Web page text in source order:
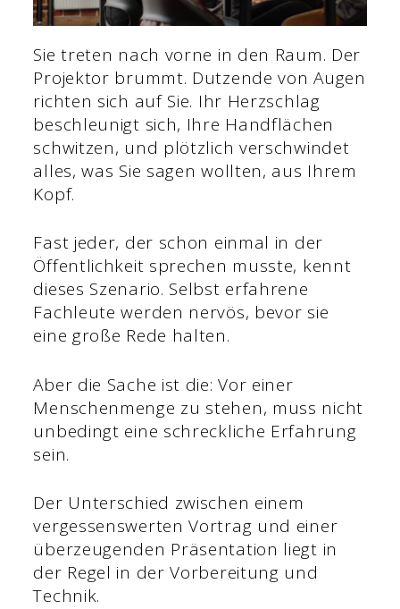
Sie treten nach vorne in den Raum. Der
Projektor brummt. Dutzende von Augen
richten sich auf Sie. Ihr Herzschlag
beschleunigt sich, Ihre Handflächen
schwitzen, und plötzlich verschwindet
alles, was Sie sagen wollten, aus Ihrem
Kopf.
Fast jeder, der schon einmal in der
Öffentlichkeit sprechen musste, kennt
dieses Szenario. Selbst erfahrene
Fachleute werden nervös, bevor sie
eine große Rede halten.
Aber die Sache ist die: Vor einer
Menschenmenge zu stehen, muss nicht
unbedingt eine schreckliche Erfahrung
sein.
Der Unterschied zwischen einem
vergessenswerten Vortrag und einer
überzeugenden Präsentation liegt in
der Regel in der Vorbereitung und
Technik.